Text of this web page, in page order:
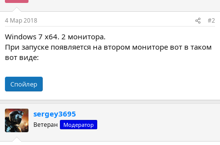
4 Мар 2018 #2
Windows 7 x64. 2 монитора.
При запуске появляется на втором мониторе вот в таком
вот виде:
Спойлер
sergey3695
Ветеран Модератор